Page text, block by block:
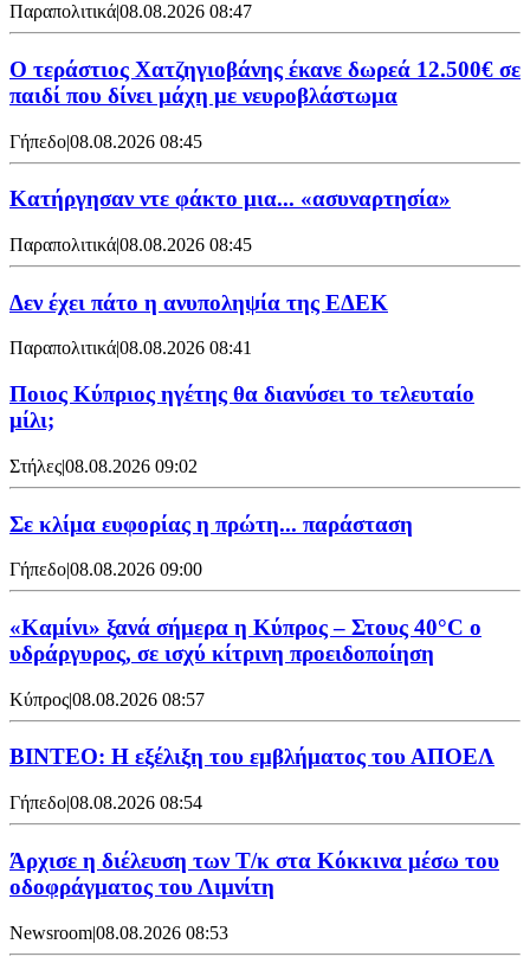
Παραπολιτικά|08.08.2026 08:47
Ο τεράστιος Χατζηγιοβάνης έκανε δωρεά 12.500€ σε
παιδί που δίνει μάχη με νευροβλάστωμα
Γήπεδο|08.08.2026 08:45
Κατήργησαν ντε φάκτο μια... «ασυναρτησία»
Παραπολιτικά|08.08.2026 08:45
Δεν έχει πάτο η ανυποληψία της ΕΔΕΚ
Παραπολιτικά|08.08.2026 08:41
Ποιος Κύπριος ηγέτης θα διανύσει το τελευταίο
μίλι;
Στήλες|08.08.2026 09:02
Σε κλίμα ευφορίας η πρώτη... παράσταση
Γήπεδο|08.08.2026 09:00
«Καμίνι» ξανά σήμερα η Κύπρος – Στους 40°C ο
υδράργυρος, σε ισχύ κίτρινη προειδοποίηση
Κύπρος|08.08.2026 08:57
ΒΙΝΤΕΟ: Η εξέλιξη του εμβλήματος του ΑΠΟΕΛ
Γήπεδο|08.08.2026 08:54
Άρχισε η διέλευση των Τ/κ στα Κόκκινα μέσω του
οδοφράγματος του Λιμνίτη
Newsroom|08.08.2026 08:53